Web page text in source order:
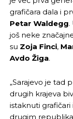
grafičara dala i
Petar Waldegg.
još neke
su Zoja Finci,
Avdo Žiga.
„Sarajevo je tad
drugih krajeva
istaknuti
drugim